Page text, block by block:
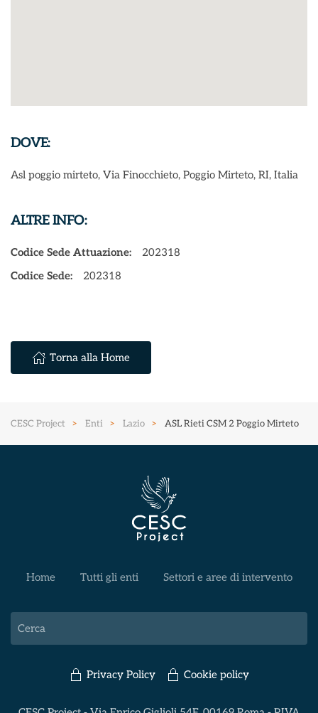
DOVE:
Asl poggio mirteto, Via Finocchieto, Poggio Mirteto, RI, Italia
ALTRE INFO:
Codice Sede Attuazione:
202318
Codice Sede:
202318
Torna alla Home
CESC Project Enti Lazio ASL Rieti CSM 2 Poggio Mirteto
Home Tutti gli enti Settori e aree di intervento
Privacy Policy Cookie policy